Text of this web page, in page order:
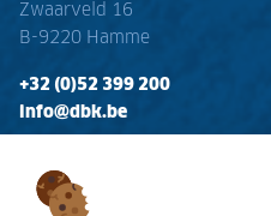
Zwaarveld 16
B-9220 Hamme
+32 (0)52 399 200
info@dbk.be
Ma - Vr: